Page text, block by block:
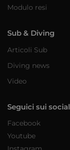
Modulo resi
Sub & Diving
Articoli Sub
Diving news
Video
Seguici sui social
Facebook
Youtube